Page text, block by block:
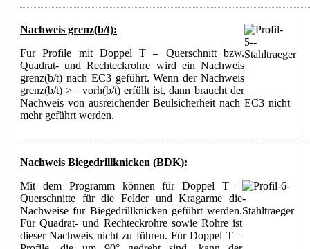
Nachweis grenz(b/t):
Für Profile mit Doppel T – Querschnitt bzw.
Quadrat- und Rechteckrohre wird ein Nachweis
grenz(b/t) nach EC3 geführt. Wenn der Nachweis
grenz(b/t) >= vorh(b/t) erfüllt ist, dann braucht der
Nachweis von ausreichender Beulsicherheit nach EC3 nicht
mehr geführt werden.
Nachweis Biegedrillknicken (BDK):
Mit dem Programm können für Doppel T –
Querschnitte für die Felder und Kragarme die
Nachweise für Biegedrillknicken geführt werden.
Für Quadrat- und Rechteckrohre sowie Rohre ist
dieser Nachweis nicht zu führen. Für Doppel T –